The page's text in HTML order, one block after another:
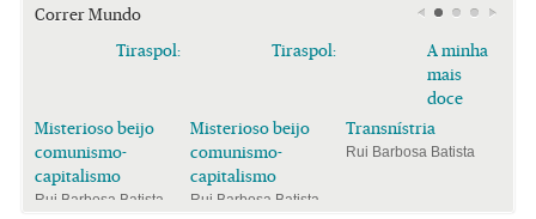
Correr Mundo
Tiraspol:
Misterioso beijo
comunismo-
capitalismo
Rui Barbosa Batista
Tiraspol:
Misterioso beijo
comunismo-
capitalismo
Rui Barbosa Batista
A minha
mais
doce
Transnístria
Rui Barbosa Batista